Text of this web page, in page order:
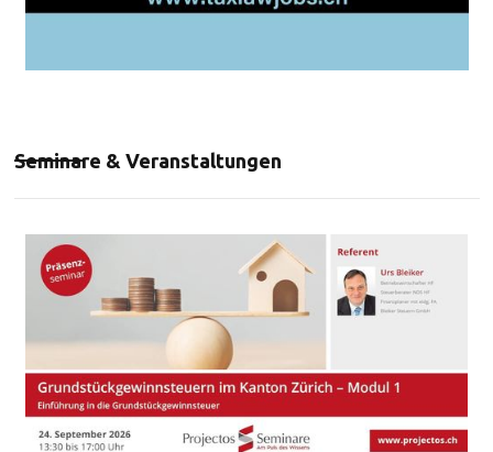
Seminare & Veranstaltungen